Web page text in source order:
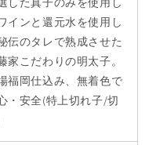
インと還元水を使用し
伝のタレで熟成させた
家こだわりの明太子。
福岡仕込み、無着色で
・安全(特上切れ子/切